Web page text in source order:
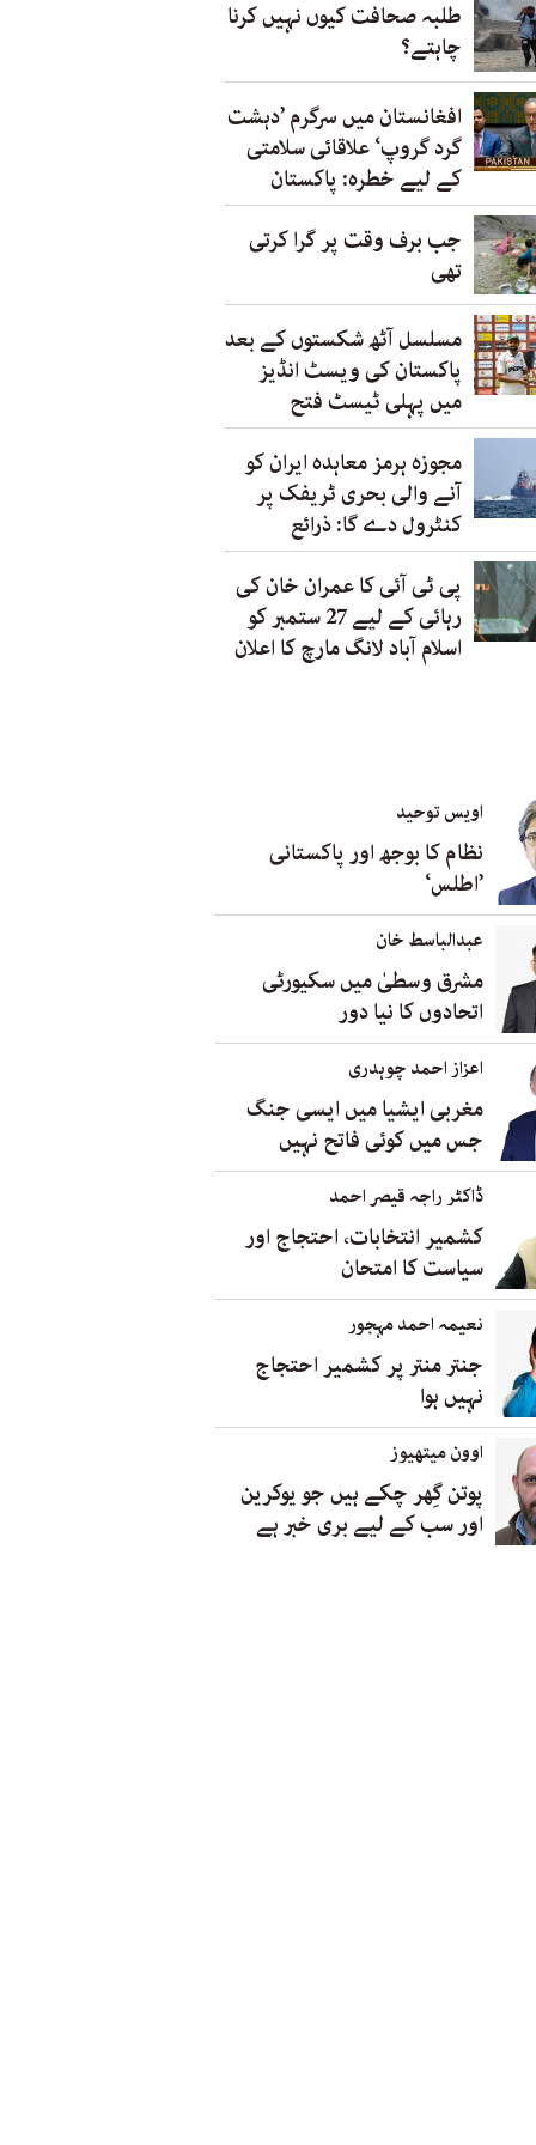
طلبہ صحافت کیوں نہیں کرنا
چاہتے؟
افغانستان میں سرگرم ’دہشت
گرد گروپ‘ علاقائی سلامتی
کے لیے خطرہ: پاکستان
جب برف وقت پر گرا کرتی
تھی
مسلسل آٹھ شکستوں کے بعد
پاکستان کی ویسٹ انڈیز
میں پہلی ٹیسٹ فتح
مجوزہ ہرمز معاہدہ ایران کو
آنے والی بحری ٹریفک پر
کنٹرول دے گا: ذرائع
پی ٹی آئی کا عمران خان کی
رہائی کے لیے 27 ستمبر کو
اسلام آباد لانگ مارچ کا اعلان
اویس توحید
نظام کا بوجھ اور پاکستانی
’اطلس‘
عبدالباسط خان
مشرق وسطیٰ میں سکیورٹی
اتحادوں کا نیا دور
اعزاز احمد چوہدری
مغربی ایشیا میں ایسی جنگ
جس میں کوئی فاتح نہیں
ڈاکٹر راجہ قیصر احمد
کشمیر انتخابات، احتجاج اور
سیاست کا امتحان
نعیمہ احمد مہجور
جنتر منتر پر کشمیر احتجاج
نہیں ہوا
اوون میتھیوز
پوتن گِھر چکے ہیں جو یوکرین
اور سب کے لیے بری خبر ہے